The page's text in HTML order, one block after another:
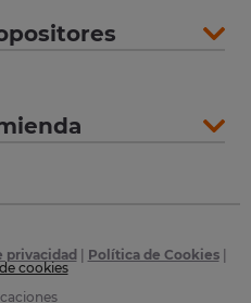
privacidad Política de Cookies|
cookies